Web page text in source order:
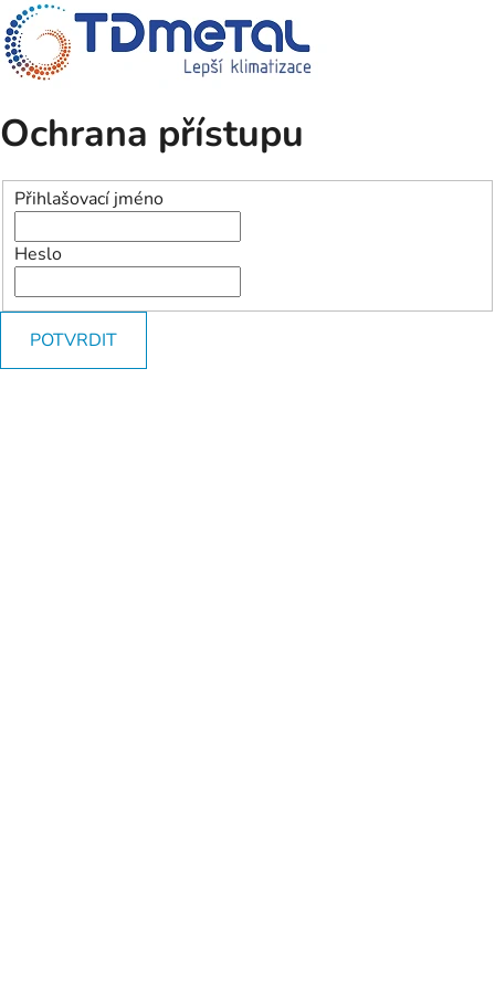
Ochrana přístupu
Přihlašovací jméno
Heslo
POTVRDIT